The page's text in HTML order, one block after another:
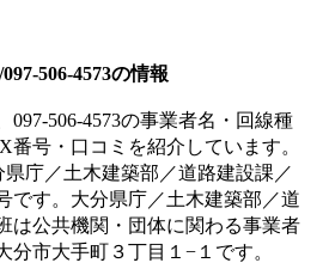
506-4573の情報
097-506-4573の事業者名・回線種
番号・口コミを紹介しています。
県庁／土木建築部／道路建設課／
です。 大分県庁／土木建築部／道
は公共機関・団体に関わる事業者
分市大手町３丁目１−１ です。